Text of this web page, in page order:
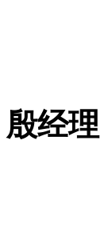
殷经理